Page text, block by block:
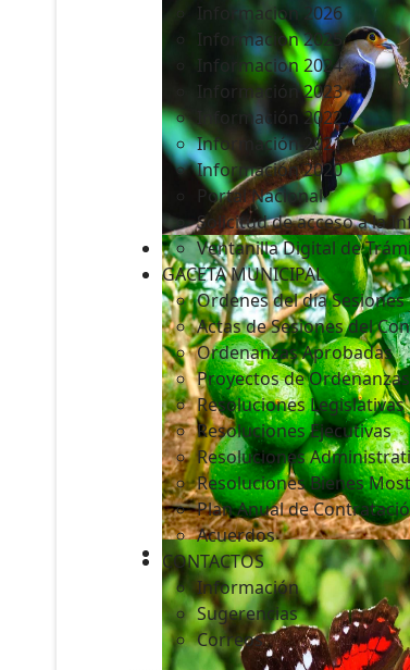
Informacion 2026
Informacion 2025
Informacion 2024
Información 2023
Información 2022
Información 2021
Información 2020
Portal Nacional
Solicitud de acceso a la
Ventanilla Digital de
GACETA MUNICIPAL
Ordenes del día
Actas de Sesiones del
Ordenanzas Aprobadas
Proyectos de Ordenanzas
Resoluciones Legislativas
Resoluciones Ejecutivas
Resoluciones
Resoluciones Bienes
Plan Anual de
Acuerdos
CONTACTOS
Información
Sugerencias
Correos